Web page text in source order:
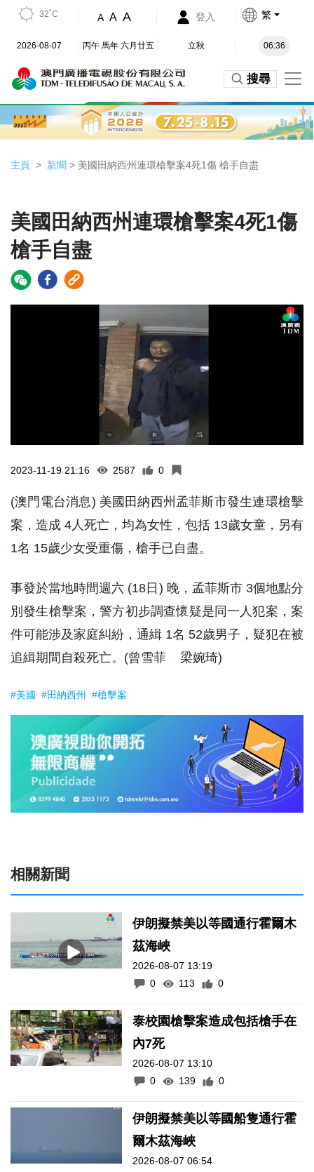
32˚C A A A 登入 繁
2026-08-07 丙午 馬年 六月廿五 立秋 06:36
搜尋
主頁 新聞 > 美國田納西州連環槍擊案4死1傷 槍手自盡
美國田納西州連環槍擊案4死1傷
槍手自盡
2023-11-19 21:16 2587 0
(澳門電台消息) 美國田納西州孟菲斯市發生連環槍擊
案，造成 4人死亡，均為女性，包括 13歲女童，另有
1名 15歲少女受重傷，槍手已自盡。
事發於當地時間週六 (18日) 晚，孟菲斯市 3個地點分
別發生槍擊案，警方初步調查懷疑是同一人犯案，案
件可能涉及家庭糾紛，通緝 1名 52歲男子，疑犯在被
追緝期間自殺死亡。(曾雪菲 梁婉琦)
#美國 #田納西州 #槍擊案
相關新聞
伊朗擬禁美以等國通行霍爾木
茲海峽
2026-08-07 13:19
0
113 0
泰校園槍擊案造成包括槍手在
內7死
2026-08-07 13:10
0
139 0
伊朗擬禁美以等國船隻通行霍
爾木茲海峽
2026-08-07 06:54